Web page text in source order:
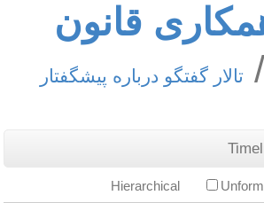
قانون
تالار گفتگو درباره پیشگفتار
Hierarchical